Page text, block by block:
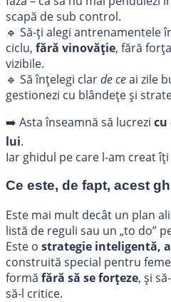
scapă de sub control.
🔹 Să-ți alegi antrenamentele
ciclu, fără vinovăție, fără
vizibile.
🔹 Să înțelegi clarde ceai zile
gestionezi cu blândețe și
➡️ Asta înseamnă să lucrezi cu
lui.
Iar ghidul pe care l-am creat
Ce este, de fapt, acest
Este mai mult decât un plan
listă de reguli sau un „to do”
Este o strategie inteligentă,
construită special pentru
formă fără să se forțeze, și
să-l critice.